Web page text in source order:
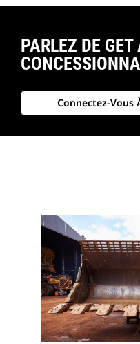
PARLEZ DE
Connectez-Vous